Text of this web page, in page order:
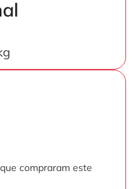
compraram este